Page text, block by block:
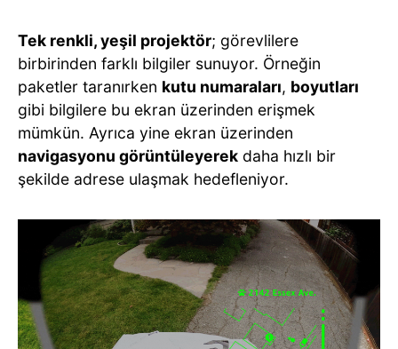
Tek renkli, yeşil projektör; görevlilere
birbirinden farklı bilgiler sunuyor. Örneğin
paketler taranırken kutu numaraları, boyutları
gibi bilgilere bu ekran üzerinden erişmek
mümkün. Ayrıca yine ekran üzerinden
navigasyonu görüntüleyerek daha hızlı bir
şekilde adrese ulaşmak hedefleniyor.